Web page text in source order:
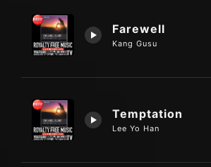
Farewell
Kang Gusu
Temptation
Lee Yo Han